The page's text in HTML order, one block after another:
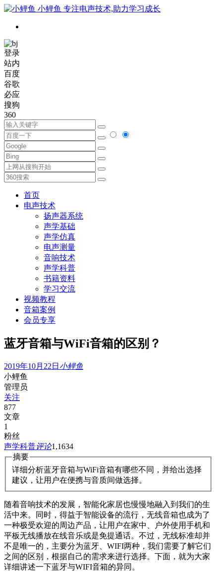
小鲤鱼 专注电声技术,助力学习成长
登录
站内
百度
谷歌
必应
搜狗
360
首页
电声技术
扬声器系统
声学基础
声学仿真
电声测量
音响技术
声学科普
书籍资料
学习交流
视频教程
音箱案例
会员专享
蓝牙音箱与WiFi音箱的区别？
2019年10月22日 小鲤鱼
小鲤鱼
管理员
关注
877
文章
1
粉丝
声学科普评论1,1634
摘要
详细分析蓝牙音箱与WiFi音箱有哪些不同，并给出选择
建议，让用户在便携与音质间做选择。
随着音响技术的发展，智能化家居也慢慢地融入到我们的生
活中来。同时，得益于智能设备的流行，无线音箱也成为了
一种极受欢迎的周边产品，让用户在家中、户外使用手机和
平板无线播放在线音乐或是免提通话。不过，无线标准却并
不是唯一的，主要分为蓝牙、WIFI两种，我们需要了解它们
之间的区别，根据自己的需求来进行选择。下面，就为大家
详细讲述一下蓝牙与WIFI音箱的异同。